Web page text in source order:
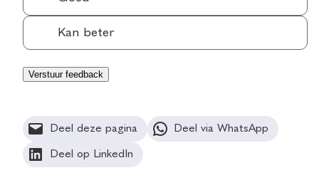
Kan beter
Deel deze pagina Deel via WhatsApp
Deel op LinkedIn